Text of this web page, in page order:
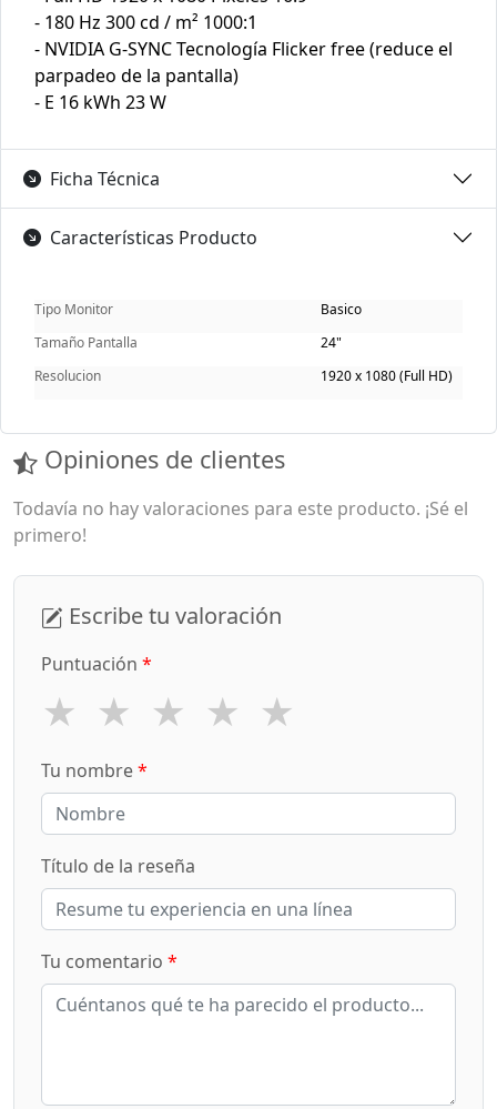
- 180 Hz 300 cd / m² 1000:1
- NVIDIA G-SYNC Tecnología Flicker free (reduce el
parpadeo de la pantalla)
- E 16 kWh 23 W
Ficha Técnica
Características Producto
Tipo Monitor
Basico
Tamaño Pantalla
24"
Resolucion
1920 x 1080 (Full HD)
Opiniones de clientes
Todavía no hay valoraciones para este producto. ¡Sé el
primero!
Escribe tu valoración
Puntuación *
★ ★ ★ ★ ★
Tu nombre*
Título de la reseña
Tu comentario *